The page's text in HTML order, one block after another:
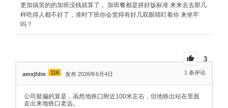
更加搞笑的的加班没钱就算了， 加班餐都是拼好饭标准 来来去去那几
样吃得人都不好了，准时下班你会觉得有好几双眼睛盯着你 来坐牢
吗？
3
amxjfdm 116 发布 2026年6月4日 1 条评论
公司挺偏的算是，虽然地铁口附近100米左右，但地铁出站在里面
走出来地铁口老远。